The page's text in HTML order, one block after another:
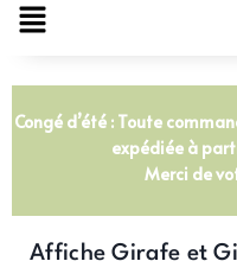
Congé d’été : Toute
expédiée à
Merci de
Affiche Girafe et